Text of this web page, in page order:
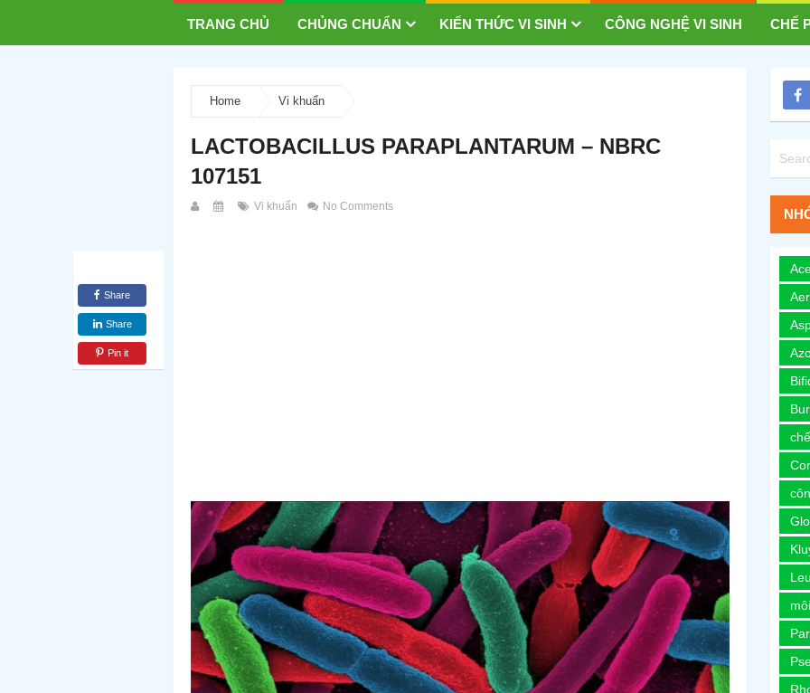
TRANG CHỦ CHỦNG CHUẨN KIẾN THỨC VI SINH CÔNG NGHỆ VI SINH CHẾ
Home Vi khuẩn
LACTOBACILLUS PARAPLANTARUM – NBRC
107151
Vi khuẩn No Comments
Share
Share
Pin it